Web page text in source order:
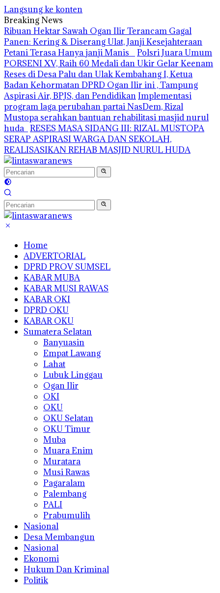
Langsung ke konten
Breaking News
Ribuan Hektar Sawah Ogan Ilir Terancam Gagal
Panen: Kering & Diserang Ulat, Janji Kesejahteraan
Petani Terasa Hanya janji Manis
Polsri Juara Umum
PORSENI XV, Raih 60 Medali dan Ukir Gelar Keenam
Reses di Desa Palu dan Ulak Kembahang I, Ketua
Badan Kehormatan DPRD Ogan Ilir ini , Tampung
Aspirasi Air, BPJS, dan PendidikanImplementasi
program laga perubahan partai NasDem, Rizal
Mustopa serahkan bantuan rehabilitasi masjid nurul
huda RESES MASA SIDANG III: RIZAL MUSTOPA
SERAP ASPIRASI WARGA DAN SEKOLAH,
REALISASIKAN REHAB MASJID NURUL HUDA
Home
ADVERTORIAL
DPRD PROV SUMSEL
KABAR MUBA
KABAR MUSI RAWAS
KABAR OKI
DPRD OKU
KABAR OKU
Sumatera Selatan
Banyuasin
Empat Lawang
Lahat
Lubuk Linggau
Ogan Ilir
OKI
OKU
OKU Selatan
OKU Timur
Muba
Muara Enim
Muratara
Musi Rawas
Pagaralam
Palembang
PALI
Prabumulih
Nasional
Desa Membangun
Nasional
Ekonomi
Hukum Dan Kriminal
Politik